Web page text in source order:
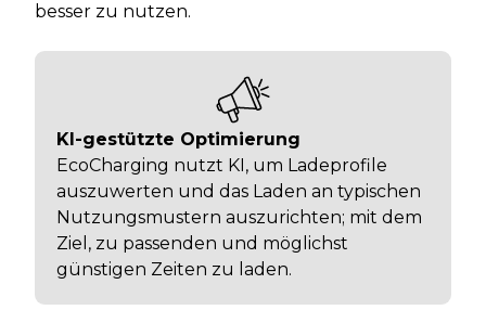
besser zu nutzen.
KI-gestützte Optimierung
EcoCharging nutzt KI, um Ladeprofile
auszuwerten und das Laden an typischen
Nutzungsmustern auszurichten; mit dem
Ziel, zu passenden und möglichst
günstigen Zeiten zu laden.